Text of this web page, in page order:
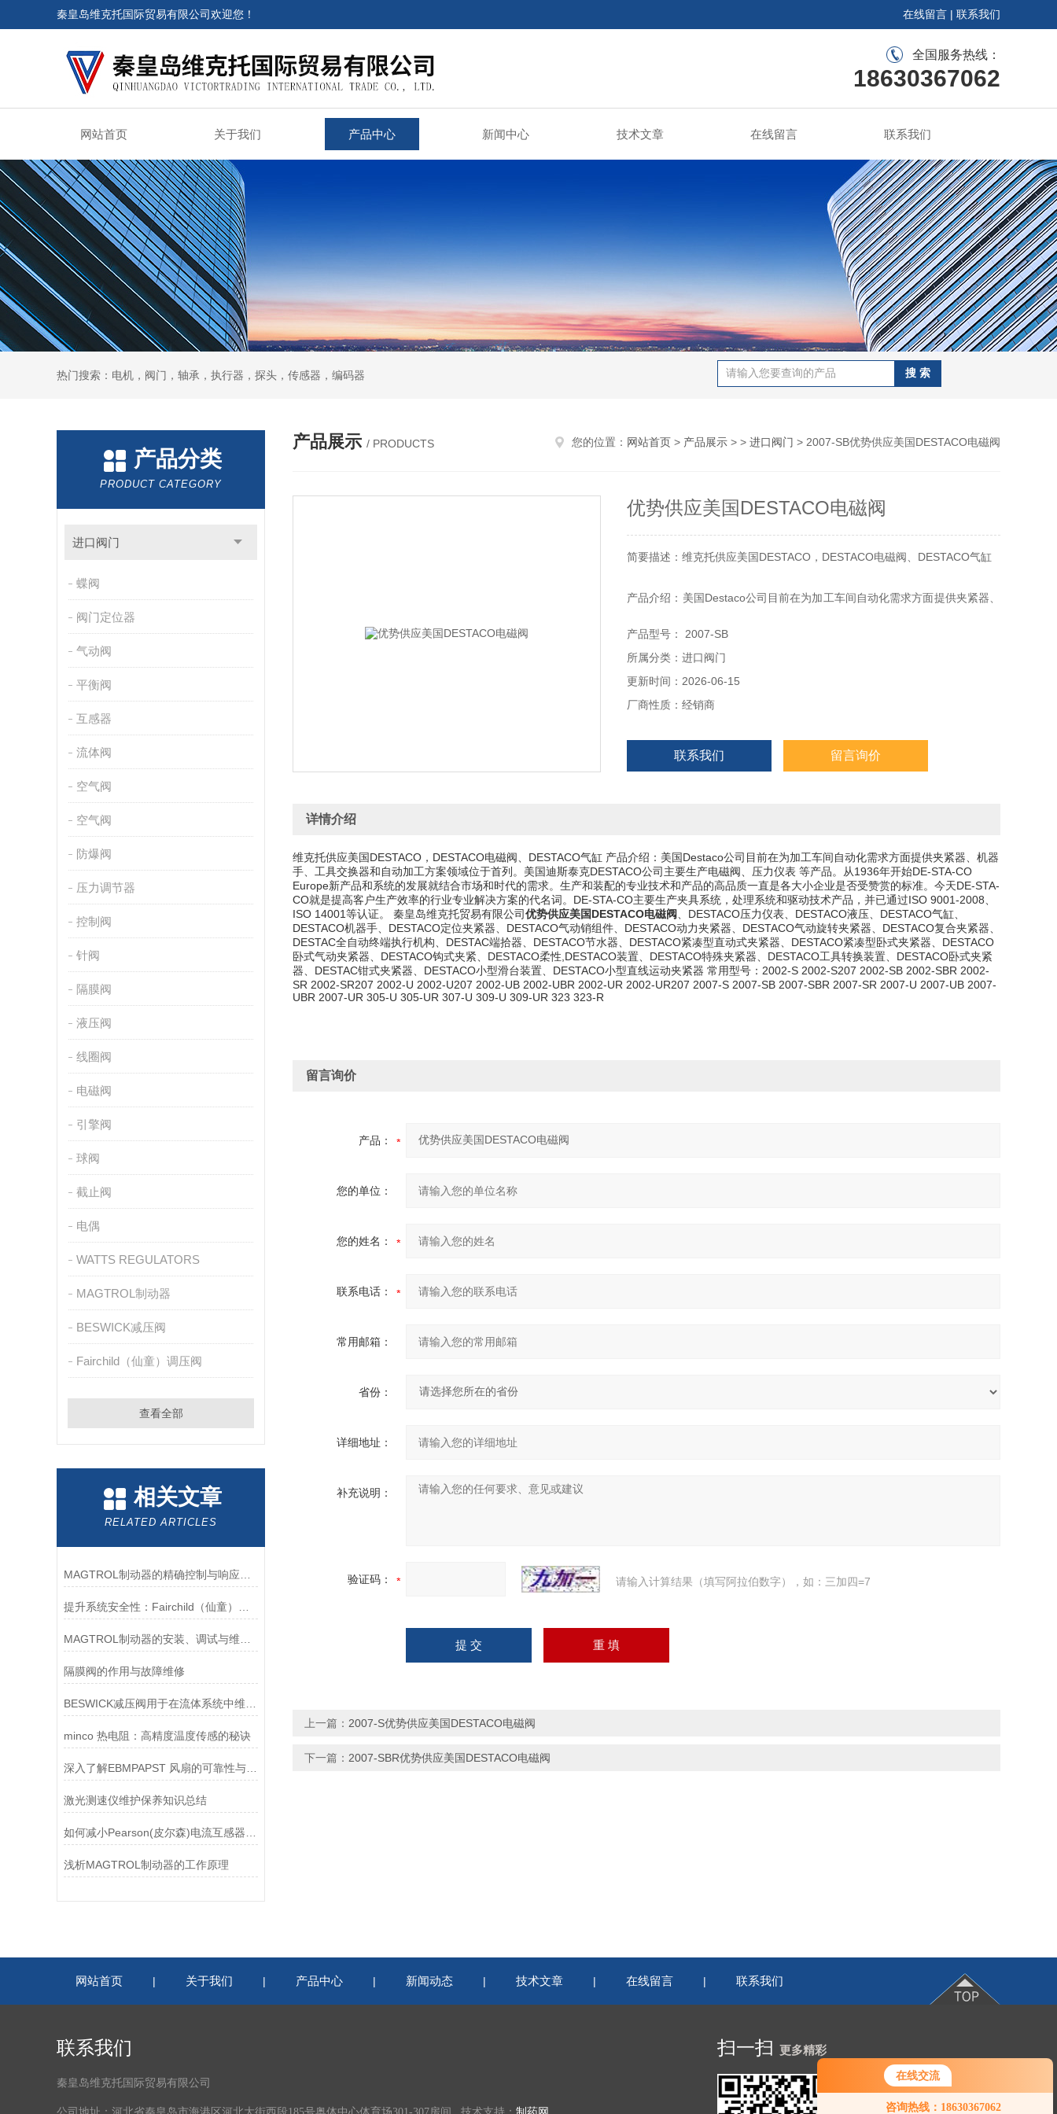
在线交流
咨询热线：18630367062
秦皇岛维克托国际贸易有限公司欢迎您！ 在线留言 | 联系我们
全国服务热线：
18630367062
网站首页 关于我们 产品中心 新闻中心 技术文章 在线留言 联系我们
热门搜索：电机，阀门，轴承，执行器，探头，传感器，编码器
产品分类
PRODUCT CATEGORY
进口阀门
蝶阀
阀门定位器
气动阀
平衡阀
互感器
流体阀
空气阀
空气阀
防爆阀
压力调节器
控制阀
针阀
隔膜阀
液压阀
线圈阀
电磁阀
引擎阀
球阀
截止阀
电偶
WATTS REGULATORS
MAGTROL制动器
BESWICK减压阀
Fairchild（仙童）调压阀
查看全部
相关文章
RELATED ARTICLES
隔膜阀的作用与故障维修
minco 热电阻：高精度温度传感的秘诀
深入了解EBMPAPST 风扇的可靠性与耐用性
激光测速仪维护保养知识总结
浅析MAGTROL制动器的工作原理
产品展示 / PRODUCTS 您的位置： 网站首页 > 产品展示 > > 进口阀门 > 2007-SB优势供应美国DESTACO电磁阀
优势供应美国DESTACO电磁阀
简要描述：维克托供应美国DESTACO，DESTACO电磁阀、DESTACO气缸
产品介绍：美国Destaco公司目前在为加工车间自动化需求方面提供夹紧器、
公司主要生产电磁阀、压力仪表 等产品。从1936年开始DE-STA-CO Europe
新产品和系统的发展就结合市场和时代的需求
产品型号： 2007-SB
所属分类：进口阀门
更新时间：2026-06-15
厂商性质：经销商
联系我们 留言询价
详情介绍
维克托供应美国DESTACO，DESTACO电磁阀、DESTACO气缸 产品介绍：美国Destaco公司目前在为加工车间自动化需求方面提供夹紧器、机器
手、工具交换器和自动加工方案领域位于首列。美国迪斯泰克DESTACO公司主要生产电磁阀、压力仪表 等产品。从1936年开始DE-STA-CO
Europe新产品和系统的发展就结合市场和时代的需求。生产和装配的专业技术和产品的高品质一直是各大小企业是否受赞赏的标准。今天DE-STA-
CO就是提高客户生产效率的行业专业解决方案的代名词。DE-STA-CO主要生产夹具系统，处理系统和驱动技术产品，并已通过ISO 9001-2008、
ISO 14001等认证。 秦皇岛维克托贸易有限公司优势供应美国DESTACO电磁阀
、DESTACO压力仪表、DESTACO液压、DESTACO气缸、
DESTACO机器手、DESTACO定位夹紧器、DESTACO气动销组件、DESTACO动力夹紧器、DESTACO气动旋转夹紧器、DESTACO复合夹紧器、
DESTAC全自动终端执行机构、DESTAC端拾器、DESTACO节水器、DESTACO紧凑型直动式夹紧器、DESTACO紧凑型卧式夹紧器、DESTACO
卧式气动夹紧器、DESTACO钩式夹紧、DESTACO柔性,DESTACO装置、DESTACO特殊夹紧器、DESTACO工具转换装置、DESTACO卧式夹紧
器、DESTAC钳式夹紧器、DESTACO小型滑台装置、DESTACO小型直线运动夹紧器 常用型号：2002-S 2002-S207 2002-SB 2002-SBR 2002-
SR 2002-SR207 2002-U 2002-U207 2002-UB 2002-UBR 2002-UR 2002-UR207 2007-S 2007-SB 2007-SBR 2007-SR 2007-U 2007-UB 2007-
UBR 2007-UR 305-U 305-UR 307-U 309-U 309-UR 323 323-R
留言询价
产品：
您的单位：
您的姓名：
联系电话：
常用邮箱：
省份：
详细地址：
补充说明：
验证码： 请输入计算结果（填写阿拉伯数字），如：三加四=7
上一篇： 2007-S优势供应美国DESTACO电磁阀
下一篇： 2007-SBR优势供应美国DESTACO电磁阀
网站首页 | 关于我们 | 产品中心 | 新闻动态 | 技术文章 | 在线留言 | 联系我们
联系我们
秦皇岛维克托国际贸易有限公司
扫一扫 更多精彩